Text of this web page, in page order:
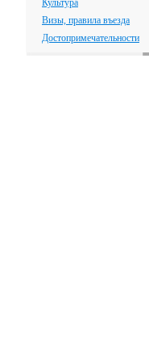
Культура
Визы, правила въезда
Достопримечательности